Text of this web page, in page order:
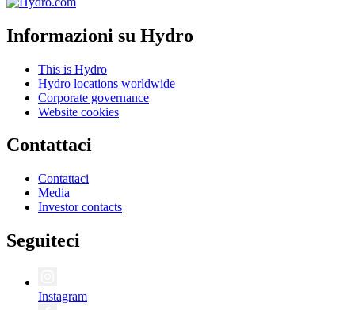
Informazioni su Hydro
This is Hydro
Hydro locations worldwide
Corporate governance
Website cookies
Contattaci
Contattaci
Media
Investor contacts
Seguiteci
Instagram